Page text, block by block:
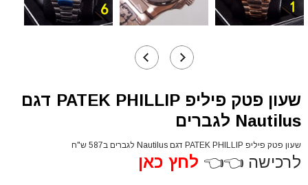
שעון פטק פיליפ PATEK PHILLIP דגם
Nautilus לגברים
שעון פטק פיליפ PATEK PHILLIP דגם Nautilus לגברים ב587 ש"ח
לרכישה 👈👈 לחץ כאן